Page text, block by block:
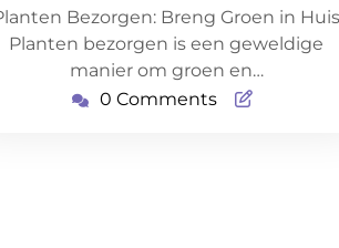
Bezorgen: Breng Groen in Huis
Planten bezorgen is een geweldige
manier om groen en…
0 Comments